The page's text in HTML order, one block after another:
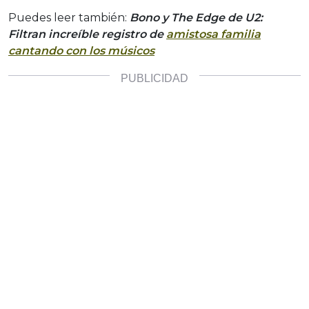
Puedes leer también: Bono y The Edge de U2:
Filtran increíble registro de amistosa familia
cantando con los músicos